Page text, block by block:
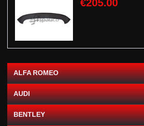
€205.00
ALFA ROMEO
AUDI
BENTLEY